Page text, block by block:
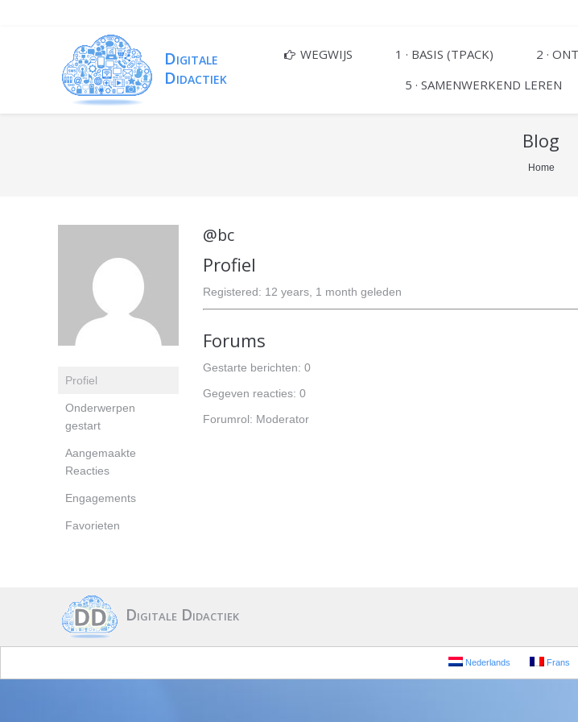
WEGWIJS 1 · BASIS (TPACK) 2 ·
5 · SAMENWERKEND LEREN
Blog
Home
Profiel
Onderwerpen
gestart
Aangemaakte
Reacties
Engagements
Favorieten
@bc
Profiel
Registered: 12 years, 1 month geleden
Forums
Gestarte berichten: 0
Gegeven reacties: 0
Forumrol: Moderator
Digitale Didactiek
Nederlands Frans